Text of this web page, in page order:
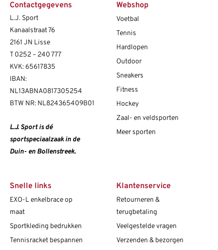
Contactgegevens
L.J. Sport
Kanaalstraat 76
2161 JN Lisse
T 0252 – 240 777
KVK: 65617835
IBAN:
NL13ABNA0817305254
BTW NR: NL824365409B01
L.J. Sport is dé
sportspeciaalzaak in de
Duin- en Bollenstreek.
Webshop
Voetbal
Tennis
Hardlopen
Outdoor
Sneakers
Fitness
Hockey
Zaal- en veldsporten
Meer sporten
Snelle links
EXO-L enkelbrace op
maat
Sportkleding bedrukken
Tennisracket bespannen
Klantenservice
Retourneren &
terugbetaling
Veelgestelde vragen
Verzenden & bezorgen